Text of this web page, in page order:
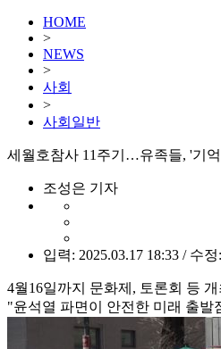
HOME
>
NEWS
>
사회
>
사회일반
세월호참사 11주기…유족들, '기
조성은 기자
입력: 2025.03.17 18:33 / 수
4월16일까지 문화제, 토론회 등 개
"윤석열 파면이 안전한 미래 출발